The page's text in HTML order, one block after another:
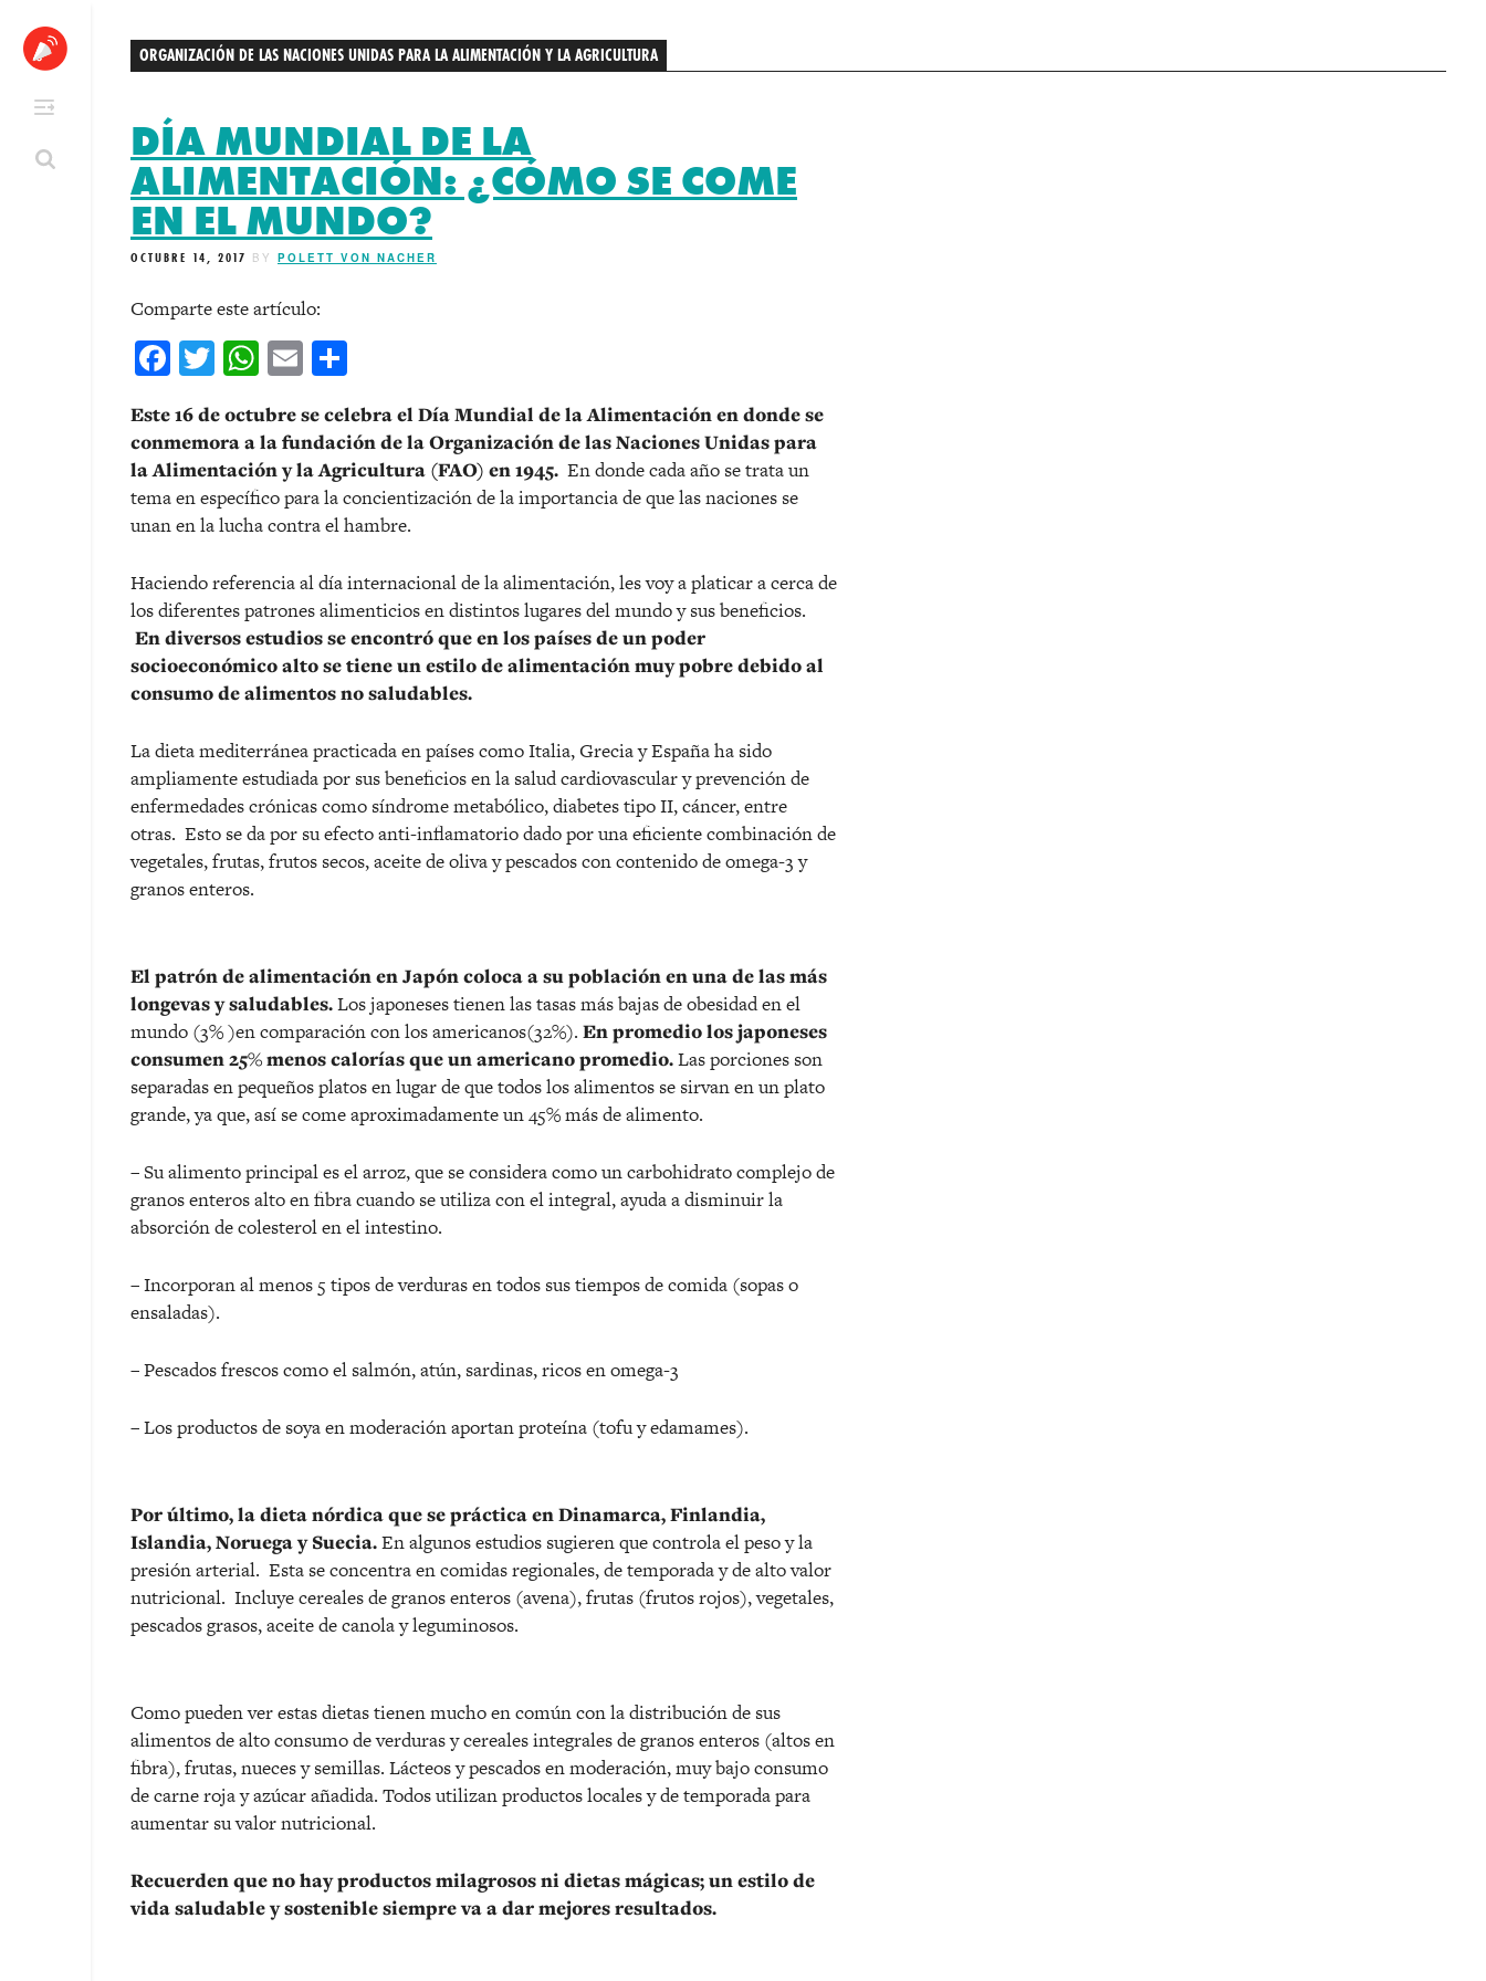
content
ORGANIZACIÓN DE LAS NACIONES UNIDAS PARA LA ALIMENTACIÓN Y LA AGRICULTURA
DÍA MUNDIAL DE LA
ALIMENTACIÓN: ¿CÓMO SE COME
EN EL MUNDO?
OCTUBRE 14, 2017 BY POLETT VON NACHER
Comparte este artículo:
Facebook
Twitter
WhatsApp
Email
Este 16 de octubre se celebra el Día Mundial de la Alimentación en donde se
conmemora a la fundación de la Organización de las Naciones Unidas para
la Alimentación y la Agricultura (FAO) en 1945. En donde cada año se trata un
tema en específico para la concientización de la importancia de que las naciones se
unan en la lucha contra el hambre.
Haciendo referencia al día internacional de la alimentación, les voy a platicar a cerca de
los diferentes patrones alimenticios en distintos lugares del mundo y sus beneficios.
En diversos estudios se encontró que en los países de un poder
socioeconómico alto se tiene un estilo de alimentación muy pobre debido al
consumo de alimentos no saludables.
La dieta mediterránea practicada en países como Italia, Grecia y España ha sido
ampliamente estudiada por sus beneficios en la salud cardiovascular y prevención de
enfermedades crónicas como síndrome metabólico, diabetes tipo II, cáncer, entre
otras. Esto se da por su efecto anti-inflamatorio dado por una eficiente combinación de
vegetales, frutas, frutos secos, aceite de oliva y pescados con contenido de omega-3 y
granos enteros.
El patrón de alimentación en Japón coloca a su población en una de las más
longevas y saludables.Los japoneses tienen las tasas más bajas de obesidad en el
mundo (3% )en comparación con los americanos(32%). En promedio los japoneses
consumen 25% menos calorías que un americano promedio.Las porciones son
separadas en pequeños platos en lugar de que todos los alimentos se sirvan en un plato
grande, ya que, así se come aproximadamente un 45% más de alimento.
– Su alimento principal es el arroz, que se considera como un carbohidrato complejo de
granos enteros alto en fibra cuando se utiliza con el integral, ayuda a disminuir la
absorción de colesterol en el intestino.
– Incorporan al menos 5 tipos de verduras en todos sus tiempos de comida (sopas o
ensaladas).
– Pescados frescos como el salmón, atún, sardinas, ricos en omega-3
– Los productos de soya en moderación aportan proteína (tofu y edamames).
Por último, la dieta nórdica que se práctica en Dinamarca, Finlandia,
Islandia, Noruega y Suecia.En algunos estudios sugieren que controla el peso y la
presión arterial. Esta se concentra en comidas regionales, de temporada y de alto valor
nutricional. Incluye cereales de granos enteros (avena), frutas (frutos rojos), vegetales,
pescados grasos, aceite de canola y leguminosos.
Como pueden ver estas dietas tienen mucho en común con la distribución de sus
alimentos de alto consumo de verduras y cereales integrales de granos enteros (altos en
fibra), frutas, nueces y semillas. Lácteos y pescados en moderación, muy bajo consumo
de carne roja y azúcar añadida. Todos utilizan productos locales y de temporada para
aumentar su valor nutricional.
Recuerden que no hay productos milagrosos ni dietas mágicas; un estilo de
vida saludable y sostenible siempre va a dar mejores resultados.